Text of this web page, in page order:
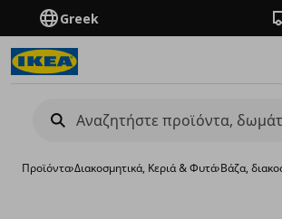
Greek
Προϊόντα›Διακοσμητικά, Κεριά & Φυτά›Βάζα,